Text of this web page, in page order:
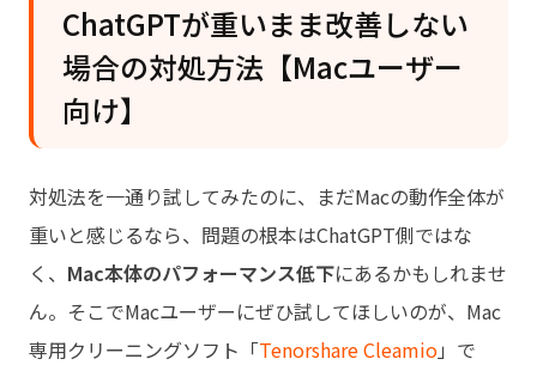
ChatGPTが重いまま改善しない
場合の対処方法【Macユーザー
向け】
対処法を一通り試してみたのに、まだMacの動作全体が
重いと感じるなら、問題の根本はChatGPT側ではな
く、 Mac本体のパフォーマンス低下にあるかもしれませ
ん。そこでMacユーザーにぜひ試してほしいのが、Mac
専用クリーニングソフト「Tenorshare Cleamio」で